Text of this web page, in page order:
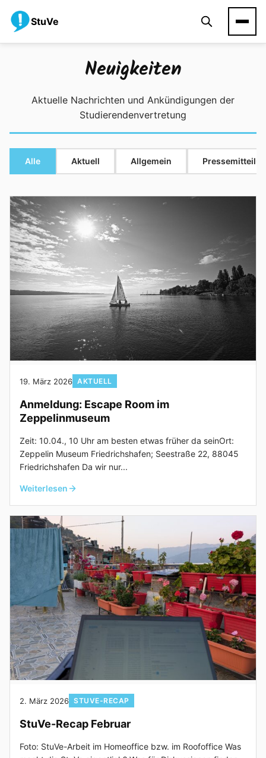
StuVe
Neuigkeiten
Aktuelle Nachrichten und Ankündigungen der
Studierendenvertretung
Alle Aktuell Allgemein
19. März 2026 AKTUELL
Anmeldung: Escape Room im
Zeppelinmuseum
Zeit: 10.04., 10 Uhr am besten etwas früher da seinOrt:
Zeppelin Museum Friedrichshafen; Seestraße 22, 88045
Friedrichshafen Da wir nur...
Weiterlesen
2. März 2026 STUVE-RECAP
StuVe-Recap Februar
Foto: StuVe-Arbeit im Homeoffice bzw. im Roofoffice Was